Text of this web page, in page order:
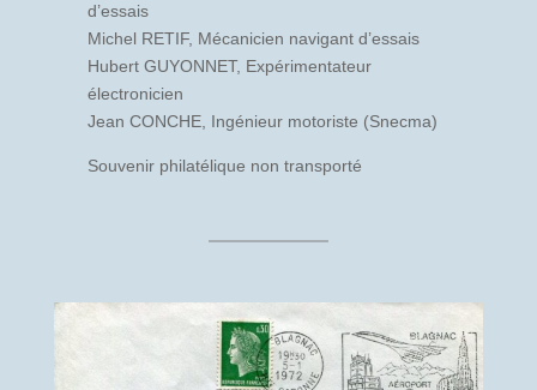
d’essais
Michel RETIF, Mécanicien navigant d’essais
Hubert GUYONNET, Expérimentateur
électronicien
Jean CONCHE, Ingénieur motoriste (Snecma)
Souvenir philatélique non transporté